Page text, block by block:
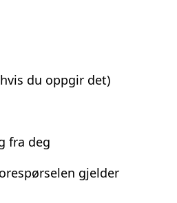
du oppgir det)
fra deg
gjelder